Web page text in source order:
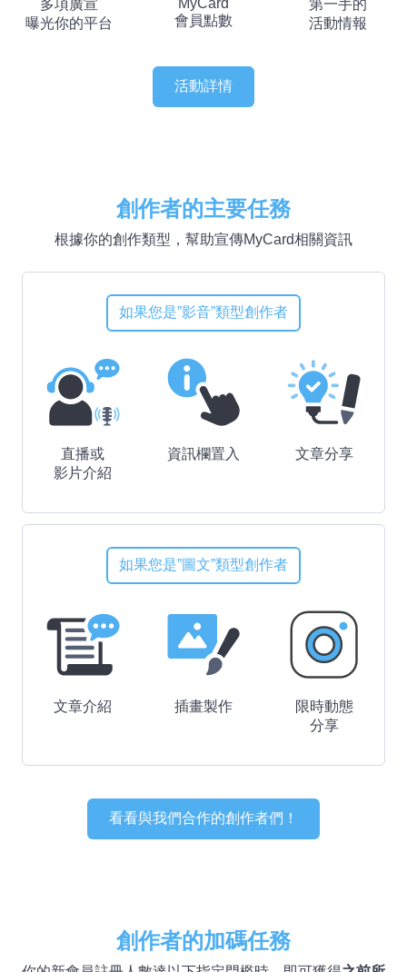
多項廣宣
曝光你的平台
MyCard
會員點數
第一手的
活動情報
活動詳情
創作者的主要任務
根據你的創作類型，幫助宣傳MyCard相關資訊
如果您是”影音”類型創作者
直播或
影片介紹
資訊欄置入 文章分享
如果您是”圖文”類型創作者
文章介紹 插畫製作
限時動態
分享
看看與我們合作的創作者們！
創作者的加碼任務